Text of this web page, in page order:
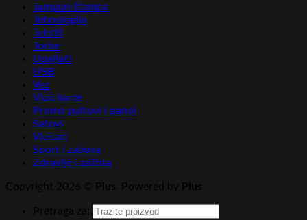
Tampon štampa
Tehnologija
Tekstil
Torbe
Upaljači
USB
Vez
Vizit karte
Promo pultovi i panoi
Satovi
Vizitari
Sport i zabava
Zdravlje i zaštita